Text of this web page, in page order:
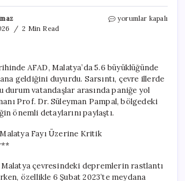
2 Min Read
Son
Deprem
Sonrası
Korkutan
Uyarılar:
yorumlar kapalı
AFAD, Malatya’da 5.6 büyüklüğünde
geldiğini duyurdu. Sarsıntı, çevre illerde
durum vatandaşlar arasında paniğe yol
Prof. Dr. Süleyman Pampal, bölgedeki
önemli detaylarını paylaştı.
Fayı Üzerine Kritik
çevresindeki depremlerin rastlantı
özellikle 6 Şubat 2023’te meydana